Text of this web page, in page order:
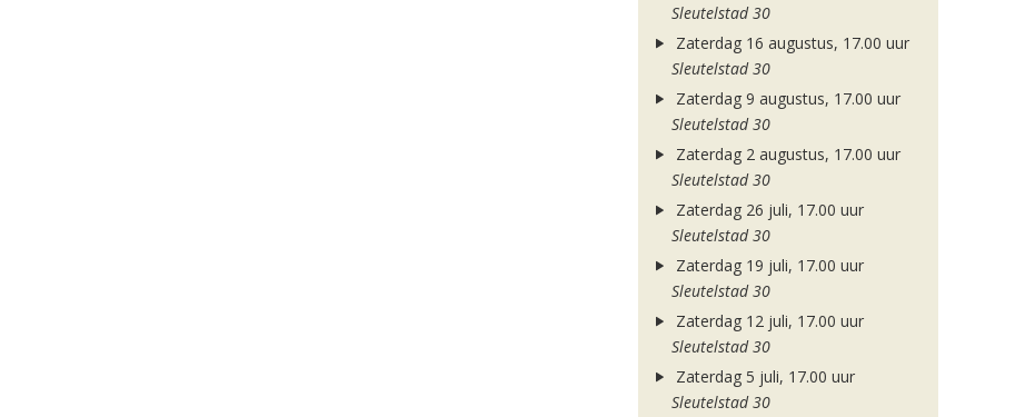
Sleutelstad 30
Zaterdag 16 augustus, 17.00 uur
Sleutelstad 30
Zaterdag 9 augustus, 17.00 uur
Sleutelstad 30
Zaterdag 2 augustus, 17.00 uur
Sleutelstad 30
Zaterdag 26 juli, 17.00 uur
Sleutelstad 30
Zaterdag 19 juli, 17.00 uur
Sleutelstad 30
Zaterdag 12 juli, 17.00 uur
Sleutelstad 30
Zaterdag 5 juli, 17.00 uur
Sleutelstad 30